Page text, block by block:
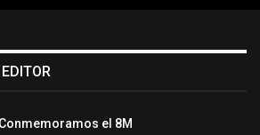
el 8M